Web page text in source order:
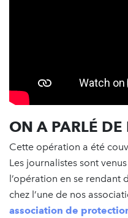
ON A PARLÉ DE
Cette opération a été
Les journalistes sont
l’opération en se rendant
chez l’une de nos
association de